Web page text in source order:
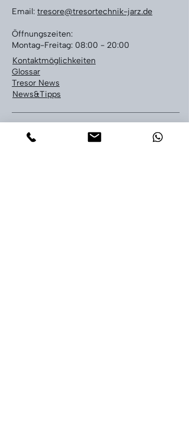
Email: tresore@tresortechnik-jarz.de
Öffnungszeiten:
Montag-Freitag: 08:00 - 20:00
Kontaktmöglichkeiten
Glossar
Tresor News
News&Tipps
Tresoröffnung bundesweit